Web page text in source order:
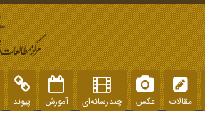
مقالات عکس چندرسانه‌ای آموزش پیوند